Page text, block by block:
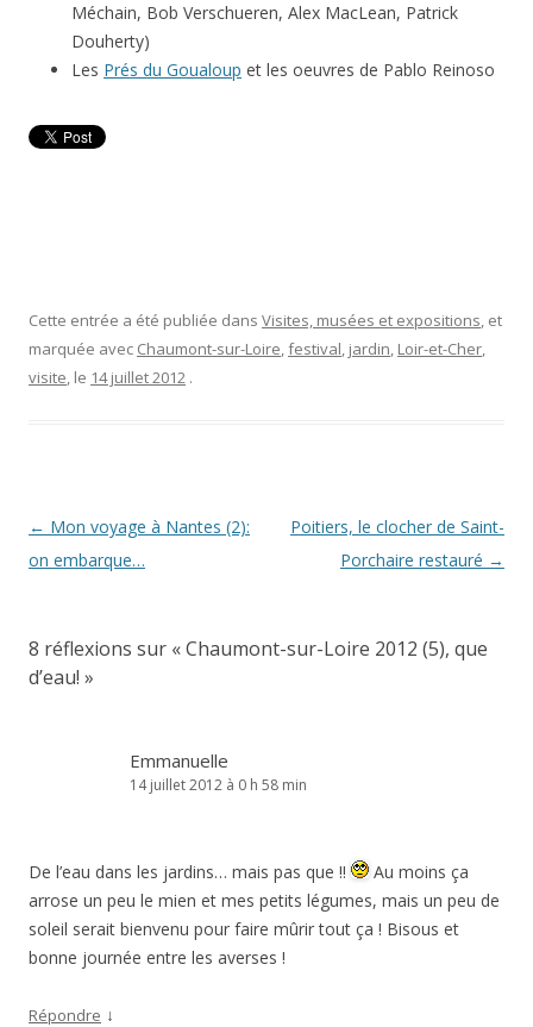
Méchain, Bob Verschueren, Alex MacLean, Patrick
Douherty)
Les Prés du Goualoup et les oeuvres de Pablo Reinoso
Cette entrée a été publiée dans Visites, musées et expositions, et
marquée avec Chaumont-sur-Loire,festival, jardin, Loir-et-Cher,
visite, le 14 juillet 2012 .
Navigation
des
← Mon voyage à Nantes (2):
on embarque…
Poitiers, le clocher de Saint-
Porchaire restauré →
8 réflexions sur «Chaumont-sur-Loire 2012 (5), que
d’eau! »
Emmanuelle
14 juillet 2012 à 0 h 58 min
De l’eau dans les jardins… mais pas que !!
Au moins ça
arrose un peu le mien et mes petits légumes, mais un peu de
soleil serait bienvenu pour faire mûrir tout ça ! Bisous et
bonne journée entre les averses !
Répondre ↓